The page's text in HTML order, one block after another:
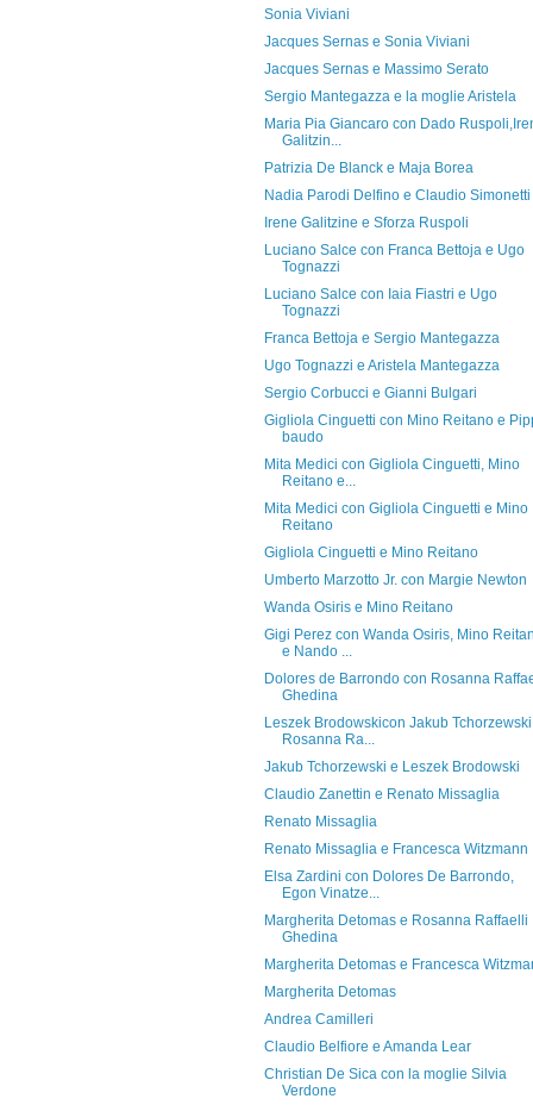
Sonia Viviani
Jacques Sernas e Sonia Viviani
Jacques Sernas e Massimo Serato
Sergio Mantegazza e la moglie Aristela
Maria Pia Giancaro con Dado
Galitzin...
Patrizia De Blanck e Maja Borea
Nadia Parodi Delfino e Claudio Simonetti
Irene Galitzine e Sforza Ruspoli
Luciano Salce con Franca Bettoja e Ugo
Tognazzi
Luciano Salce con Iaia Fiastri e Ugo
Tognazzi
Franca Bettoja e Sergio Mantegazza
Ugo Tognazzi e Aristela Mantegazza
Sergio Corbucci e Gianni Bulgari
Gigliola Cinguetti con Mino Reitano e
baudo
Mita Medici con Gigliola Cinguetti, Mino
Reitano e...
Mita Medici con Gigliola Cinguetti e Mino
Reitano
Gigliola Cinguetti e Mino Reitano
Umberto Marzotto Jr. con Margie Newton
Wanda Osiris e Mino Reitano
Gigi Perez con Wanda Osiris, Mino
e Nando ...
Dolores de Barrondo con Rosanna
Ghedina
Leszek Brodowskicon Jakub
Rosanna Ra...
Jakub Tchorzewski e Leszek Brodowski
Claudio Zanettin e Renato Missaglia
Renato Missaglia
Renato Missaglia e Francesca Witzmann
Elsa Zardini con Dolores De Barrondo,
Egon Vinatze...
Margherita Detomas e Rosanna Raffaelli
Ghedina
Margherita Detomas e Francesca
Margherita Detomas
Andrea Camilleri
Claudio Belfiore e Amanda Lear
Christian De Sica con la moglie Silvia
Verdone